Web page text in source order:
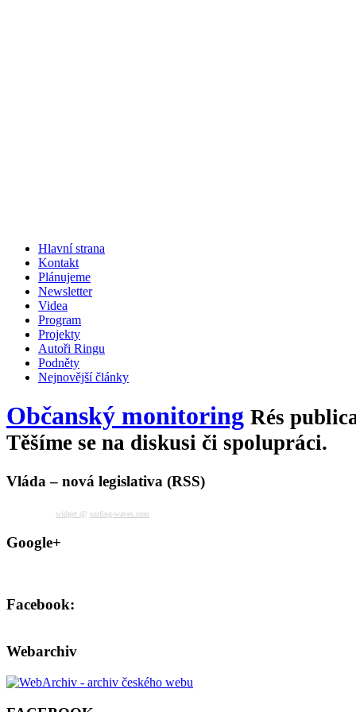
Hlavní strana
Kontakt
Plánujeme
Newsletter
Videa
Program
Projekty
Autoři Ringu
Podněty
Nejnovější články
Občanský monitoring Rés
Těšíme se na diskusi či spolupráci.
Vláda – nová legislativa (RSS)
widget @ surfing-waves.com
Google+
Facebook:
Webarchiv